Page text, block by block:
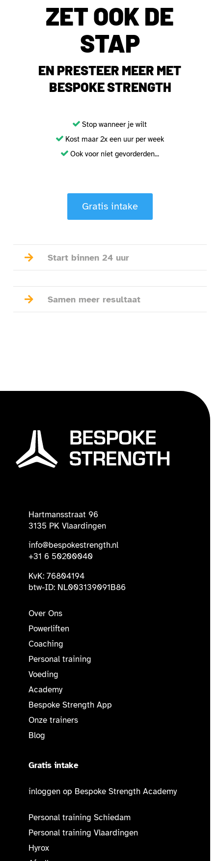
ZET OOK DE
STAP
EN PRESTEER MEER MET
BESPOKE STRENGTH
Stop wanneer je wilt
Kost maar 2x een uur per week
Ook voor niet gevorderden...
Gratis intake
 Start binnen 24 uur
 Samen meer resultaat
Hartmansstraat 96
3135 PK Vlaardingen
info@bespokestrength.nl
+31 6 50200040
KvK: 76804194
btw-ID: NL003139091B86
Over Ons
Powerliften
Coaching
Personal training
Voeding
Academy
Bespoke Strength App
Onze trainers
Blog
Gratis intake
inloggen op Bespoke Strength Academy
Personal training Schiedam
Personal training Vlaardingen
Hyrox